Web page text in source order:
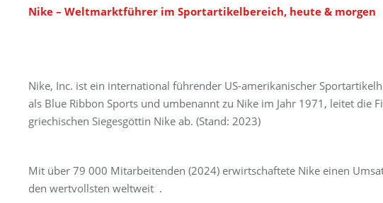
Nike – Weltmarktführer im Sportartikelbereich, heute & morgen
Nike, Inc. ist ein international führender US-amerikanischer
als Blue Ribbon Sports und umbenannt zu Nike im Jahr 1971, leitet die
griechischen Siegesgöttin Nike ab. (Stand: 2023)
Mit über 79 000 Mitarbeitenden (2024) erwirtschaftete Nike einen
den wertvollsten weltweit .